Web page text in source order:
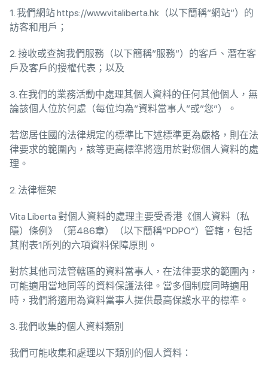
1. 我們網站 https://www.vitaliberta.hk（以下簡稱”網站”）的
訪客和用戶；
2. 接收或查詢我們服務（以下簡稱”服務”）的客戶、潛在客
戶及客戶的授權代表；以及
3. 在我們的業務活動中處理其個人資料的任何其他個人，無
論該個人位於何處（每位均為”資料當事人”或”您”）。
若您居住國的法律規定的標準比下述標準更為嚴格，則在法
律要求的範圍內，該等更高標準將適用於對您個人資料的處
理。
2. 法律框架
Vita Liberta 對個人資料的處理主要受香港《個人資料（私
隱）條例》（第486章）（以下簡稱”PDPO”）管轄，包括
其附表1所列的六項資料保障原則。
對於其他司法管轄區的資料當事人，在法律要求的範圍內，
可能適用當地同等的資料保護法律。當多個制度同時適用
時，我們將適用為資料當事人提供最高保護水平的標準。
3. 我們收集的個人資料類別
我們可能收集和處理以下類別的個人資料：